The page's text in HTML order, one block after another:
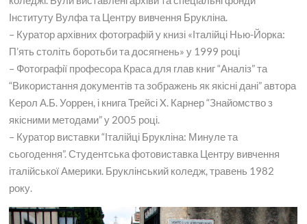
Інституту Вулфа та Центру вивчення Брукліна.
– Куратор архівних фотографій у книзі «Італійці Нью-Йорка:
П’ять століть боротьби та досягнень» у 1999 році
– Фотографії професора Краса для глав книг “Аналіз” та
“Використання документів та зображень як якісні дані” автора
Керол А.Б. Уоррен, і книга Трейсі X. Карнер “Знайомство з
якісними методами” у 2005 році.
– Куратор виставки “Італійці Брукліна: Минуле та
сьогодення”. Студентська фотовиставка Центру вивчення
італійської Америки. Бруклінський коледж, травень 1982
року.